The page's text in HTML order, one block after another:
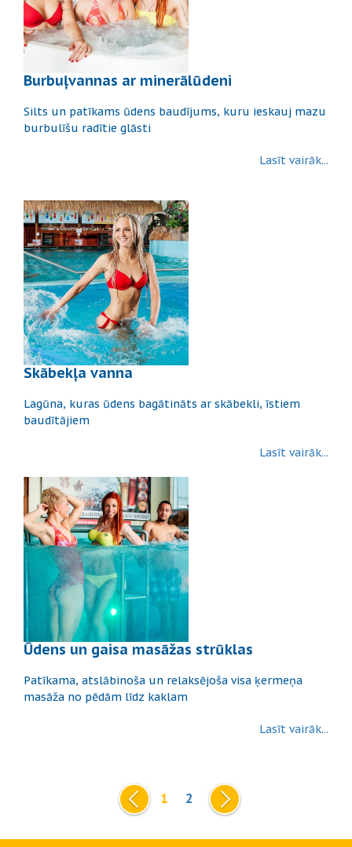
Burbuļvannas ar minerālūdeni
Silts un patīkams ūdens baudījums, kuru ieskauj mazu
burbulīšu radītie glāsti
Lasīt vairāk...
Skābekļa vanna
Lagūna, kuras ūdens bagātināts ar skābekli, īstiem
baudītājiem
Lasīt vairāk...
Ūdens un gaisa masāžas strūklas
Patīkama, atslābinoša un relaksējoša visa ķermeņa
masāža no pēdām līdz kaklam
Lasīt vairāk...
1 2